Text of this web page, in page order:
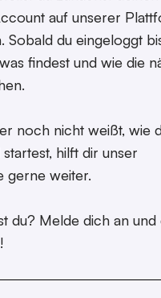
auf unserer
Sobald du eingeloggt
findest und wie die
noch nicht weißt, wie
hilft dir unser
gerne weiter.
du? Melde dich an